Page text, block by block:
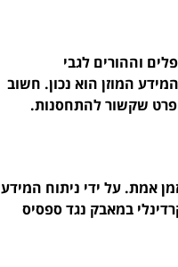
וההורים לגבי
המוזן הוא נכון. חשוב
פרט שקשור להתחסנות.
אמת. על ידי ניתוח המידע
במאבק נגד ספסיס